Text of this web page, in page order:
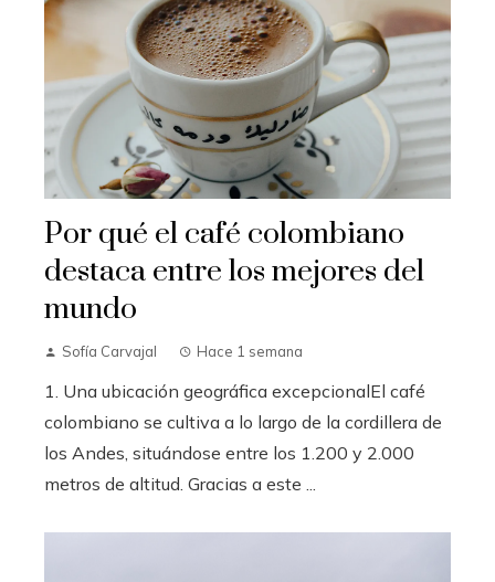
Por qué el café colombiano
destaca entre los mejores del
mundo
Sofía Carvajal Hace 1 semana
1. Una ubicación geográfica excepcionalEl café
colombiano se cultiva a lo largo de la cordillera de
los Andes, situándose entre los 1.200 y 2.000
metros de altitud. Gracias a este ...